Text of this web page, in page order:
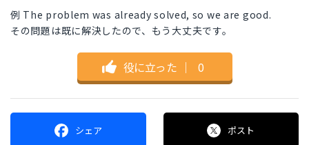
例 The problem was already solved, so we are good.
その問題は既に解決したので、もう大丈夫です。
役に立った ｜ 0
シェア ポスト